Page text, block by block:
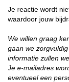
Je reactie wordt
waardoor jouw
We willen graag
gaan we
informatie zullen
Je e-mailadres
eventueel een